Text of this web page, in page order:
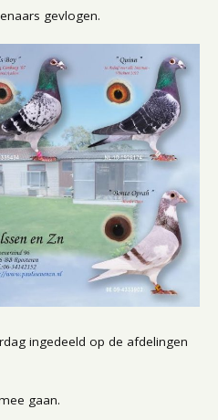
gevlogen.
ingedeeld op de afdelingen
gaan.